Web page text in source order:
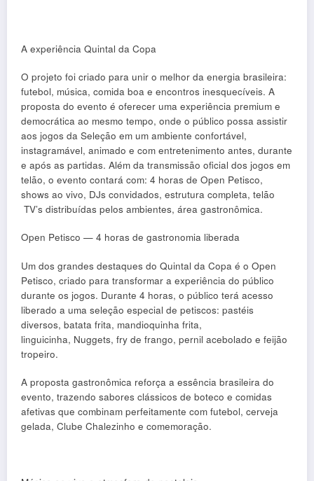
A experiência Quintal da Copa
O projeto foi criado para unir o melhor da energia brasileira:
futebol, música, comida boa e encontros inesquecíveis. A
proposta do evento é oferecer uma experiência premium e
democrática ao mesmo tempo, onde o público possa assistir
aos jogos da Seleção em um ambiente confortável,
instagramável, animado e com entretenimento antes, durante
e após as partidas. Além da transmissão oficial dos jogos em
telão, o evento contará com: 4 horas de Open Petisco,
shows ao vivo, DJs convidados, estrutura completa, telão
TV’s distribuídas pelos ambientes, área gastronômica.
Open Petisco — 4 horas de gastronomia liberada
Um dos grandes destaques do Quintal da Copa é o Open
Petisco, criado para transformar a experiência do público
durante os jogos. Durante 4 horas, o público terá acesso
liberado a uma seleção especial de petiscos: pastéis
diversos, batata frita, mandioquinha frita,
linguicinha, Nuggets, fry de frango, pernil acebolado e feijão
tropeiro.
A proposta gastronômica reforça a essência brasileira do
evento, trazendo sabores clássicos de boteco e comidas
afetivas que combinam perfeitamente com futebol, cerveja
gelada, Clube Chalezinho e comemoração.